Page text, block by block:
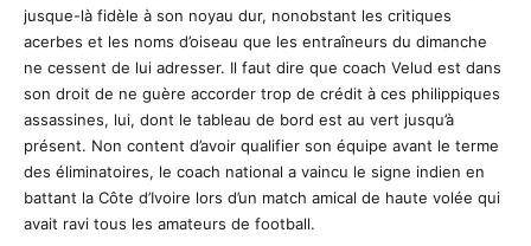
jusque-là fidèle à son noyau dur, nonobstant les critiques
acerbes et les noms d’oiseau que les entraîneurs du dimanche
ne cessent de lui adresser. Il faut dire que coach Velud est dans
son droit de ne guère accorder trop de crédit à ces philippiques
assassines, lui, dont le tableau de bord est au vert jusqu’à
présent. Non content d’avoir qualifier son équipe avant le terme
des éliminatoires, le coach national a vaincu le signe indien en
battant la Côte d’Ivoire lors d’un match amical de haute volée qui
avait ravi tous les amateurs de football.